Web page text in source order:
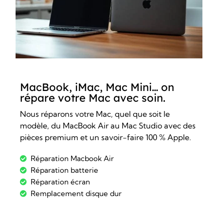
MacBook, iMac, Mac Mini… on
répare votre Mac avec soin.
Nous réparons votre Mac, quel que soit le
modèle, du MacBook Air au Mac Studio avec des
pièces premium et un savoir-faire 100 % Apple.
Réparation Macbook Air
Réparation batterie
Réparation écran
Remplacement disque dur